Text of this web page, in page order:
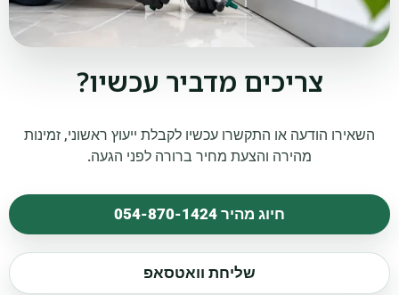
צריכים מדביר עכשיו?
השאירו הודעה או התקשרו עכשיו לקבלת ייעוץ ראשוני, זמינות
מהירה והצעת מחיר ברורה לפני הגעה.
חיוג מהיר 054-870-1424
שליחת וואטסאפ